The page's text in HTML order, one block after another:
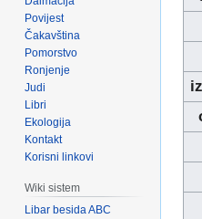
Povijest
Čakavština
Pomorstvo
Ronjenje
Judi
Libri
Ekologija
Kontakt
Korisni linkovi
Wiki sistem
Libar besida ABC